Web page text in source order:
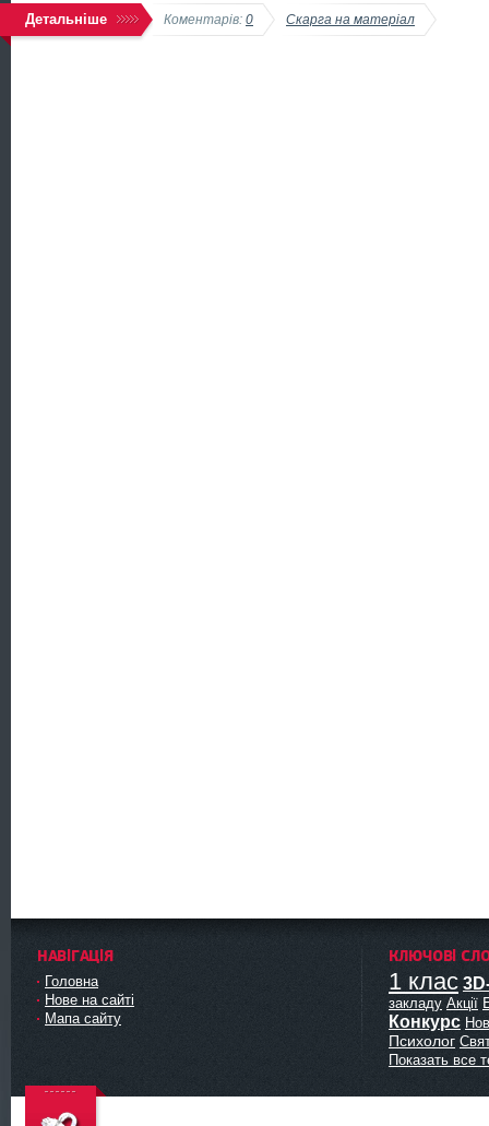
Детальніше Коментарів: 0 Скарга на матеріал
НАВІГАЦІЯ
Головна
Нове на сайті
Мапа сайту
КЛЮЧОВІ
1 клас
закладу Акції
Конкурс
Психолог
Показать все